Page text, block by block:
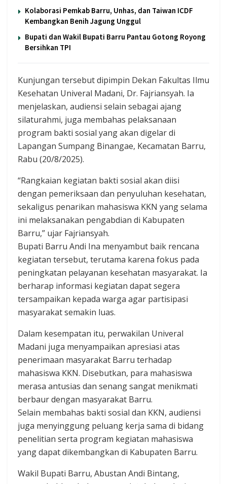
Kolaborasi Pemkab Barru, Unhas, dan Taiwan ICDF
Kembangkan Benih Jagung Unggul
Bupati dan Wakil Bupati Barru Pantau Gotong Royong
Bersihkan TPI
Kunjungan tersebut dipimpin Dekan Fakultas Ilmu
Kesehatan Univeral Madani, Dr. Fajriansyah. Ia
menjelaskan, audiensi selain sebagai ajang
silaturahmi, juga membahas pelaksanaan
program bakti sosial yang akan digelar di
Lapangan Sumpang Binangae, Kecamatan Barru,
Rabu (20/8/2025).
“Rangkaian kegiatan bakti sosial akan diisi
dengan pemeriksaan dan penyuluhan kesehatan,
sekaligus penarikan mahasiswa KKN yang selama
ini melaksanakan pengabdian di Kabupaten
Barru,” ujar Fajriansyah.
Bupati Barru Andi Ina menyambut baik rencana
kegiatan tersebut, terutama karena fokus pada
peningkatan pelayanan kesehatan masyarakat. Ia
berharap informasi kegiatan dapat segera
tersampaikan kepada warga agar partisipasi
masyarakat semakin luas.
Dalam kesempatan itu, perwakilan Univeral
Madani juga menyampaikan apresiasi atas
penerimaan masyarakat Barru terhadap
mahasiswa KKN. Disebutkan, para mahasiswa
merasa antusias dan senang sangat menikmati
berbaur dengan masyarakat Barru.
Selain membahas bakti sosial dan KKN, audiensi
juga menyinggung peluang kerja sama di bidang
penelitian serta program kegiatan mahasiswa
yang dapat dikembangkan di Kabupaten Barru.
Wakil Bupati Barru, Abustan Andi Bintang,